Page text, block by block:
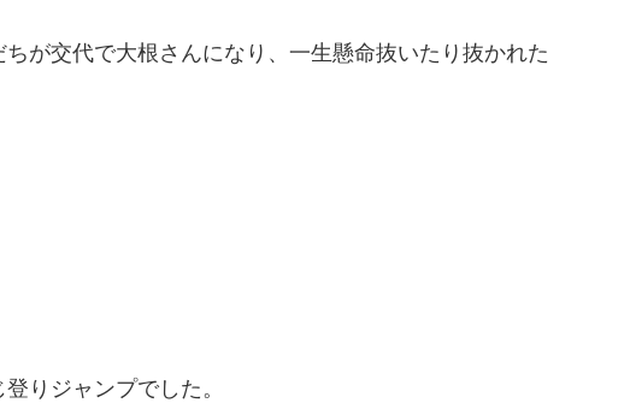
が交代で大根さんになり、一生懸命抜いたり抜かれた
りジャンプでした。